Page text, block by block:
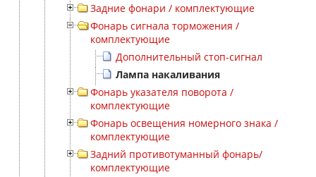
Задние фонари / комплектующие
Фонарь сигнала торможения /
комплектующие
Дополнительный стоп-сигнал
Лампа накаливания
Фонарь указателя поворота /
комплектующие
Фонарь освещения номерного знака /
комплектующие
Задний противотуманный фонарь/
комплектующие